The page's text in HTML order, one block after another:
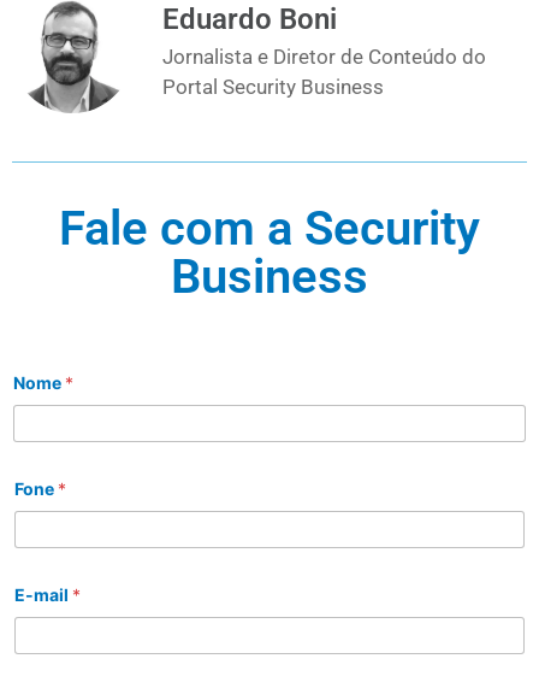
Eduardo Boni
Jornalista e Diretor de Conteúdo do
Portal Security Business
Fale com a Security
Business
Nome *
Fone *
E-mail *